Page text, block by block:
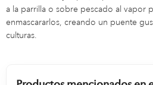
a la parrilla o sobre pescado al vapor
enmascararlos, creando un puente
culturas.